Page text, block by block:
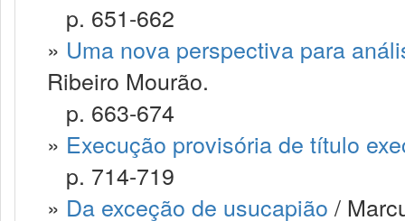
p. 651-662
» Uma nova perspectiva para
Ribeiro Mourão.
p. 663-674
» Execução provisória de título
p. 714-719
» Da exceção de usucapião /